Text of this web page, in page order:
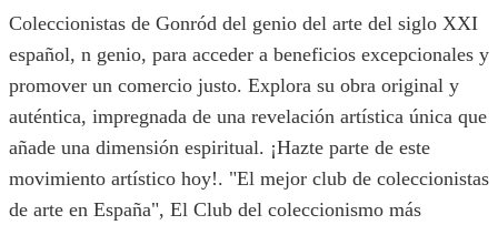
Coleccionistas de Gonród del genio del arte del siglo XXI
español, n genio, para acceder a beneficios excepcionales y
promover un comercio justo. Explora su obra original y
auténtica, impregnada de una revelación artística única que
añade una dimensión espiritual. ¡Hazte parte de este
movimiento artístico hoy!. "El mejor club de coleccionistas
de arte en España", El Club del coleccionismo más